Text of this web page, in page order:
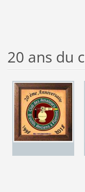
20 ans du